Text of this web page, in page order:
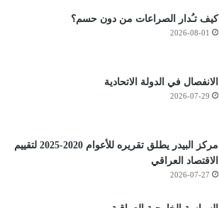
كيف تـُدار الصراعات من دون حسم؟
2026-08-01
الانفصال في الدولة الاتحادية
2026-07-29
مركز البيدر يطلق تقريره للأعوام 2020-2025 لتقييم
الاقتصاد العراقي
2026-07-27